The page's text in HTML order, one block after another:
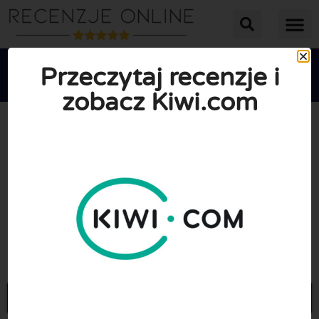
 
ŚREDNIA OCENA: 2.7/10
Przeczytaj recenzje i
zobacz Kiwi.com